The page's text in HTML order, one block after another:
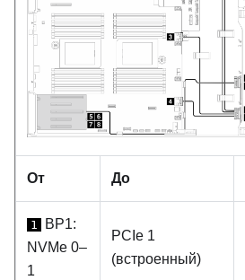
От До
1
BP1:
NVMe 0–
1
PCIe 1
(встроенный)